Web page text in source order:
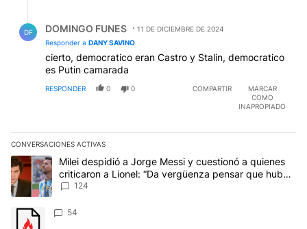
DF DOMINGO FUNES
11 DE DICIEMBRE DE 2024
Responder a DANY SAVINO
cierto, democratico eran Castro y Stalin, democratico
es Putin camarada
RESPONDER 0 0 COMPARTIR
MARCAR
COMO
INAPROPIADO
CONVERSACIONES ACTIVAS
Este listado muestra los artículos con más comentarios en los
Un artículo de tendencia con el título "Milei despidió a Jorge
Milei despidió a Jorge Messi y cuestionó a quienes
criticaron a Lionel: “Da vergüenza pensar que hubo
anti-Messi”
124
Un artículo de tendencia con el título "" con 54 comentarios.
54